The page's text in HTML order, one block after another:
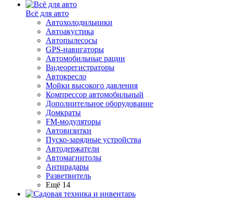
Всё для авто
Автохолодильники
Автоакустика
Автопылесосы
GPS-навигаторы
Автомобильные рации
Видеорегистраторы
Автокресло
Мойки высокого давления
Компрессор автомобильный
Дополнительное оборудование
Домкраты
FM-модуляторы
Автовизитки
Пуско-зарядные устройства
Автодержатели
Автомагнитолы
Антирадары
Разветвитель
Ещё 14